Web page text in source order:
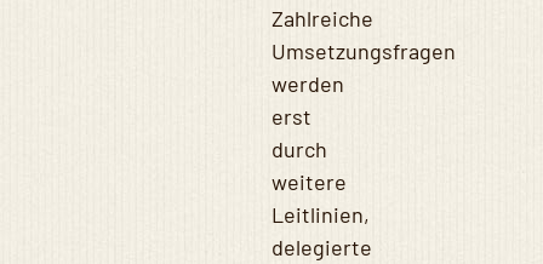
Zahlreiche
Umsetzungsfragen
werden
erst
durch
weitere
Leitlinien,
delegierte